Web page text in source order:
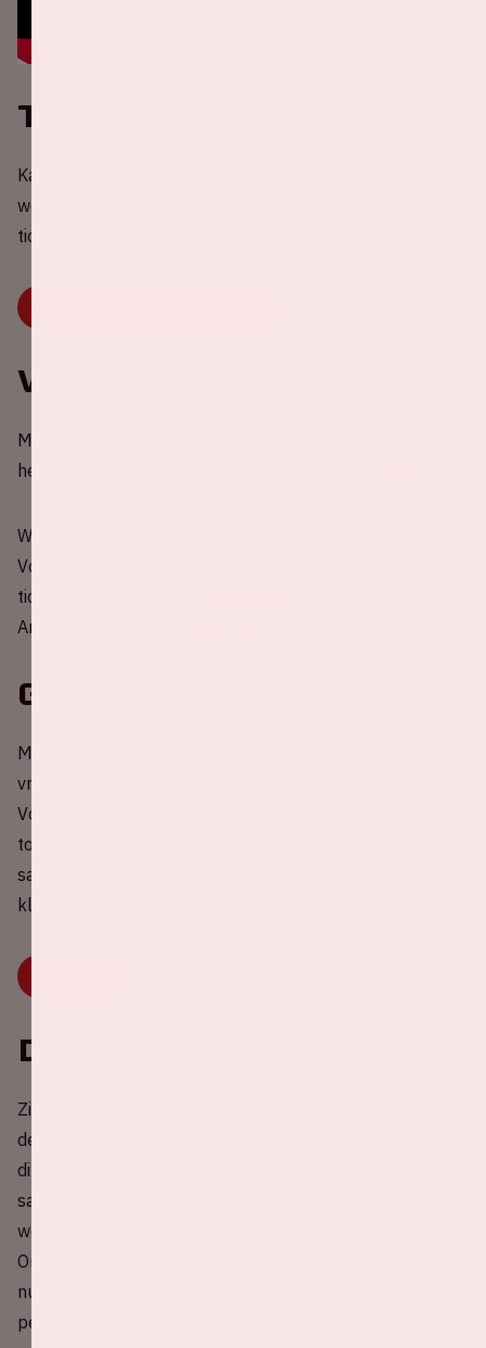
Tickets
Kaarten voor deze wedstrijd zijn nu te koop via onze
website. Klik snel op onderstaande button om jouw
tickets te bemachtigen!
Vragen over tickets
Mocht je er bij het kopen van je tickets toch niet
helemaal uitkomen, gebruik dan onze handige
We werken bij deze wedstrijd met mobile-only tickets.
Voor meer informatie over het gebruik van de JCA
ticketing app, zie deze
ArenA portaal kan via
Groepsaanvragen
Met jouw collega's, voetbalteam, hele familie of
vriendengroep naar Nederland - Schotland? dat kan!
Voor alle informatie omtrent groepsaanvragen van 10
tot 70 personen kun je contact opnemen met
sales@johancruijffarena.nl of op onderstaande button
klikken.
Dineren in de ArenA
Zit jij bij Nederland - Schotland op de hoofdtribune of op
de 1
diner in de ArenA voorafgaand aan de wedstrijd. In
samenwerking met onze cateraar Hutten is er voor deze
wedstrijd een
On5th als de Glasgow geserveerd zal worden. Reserveer
nu en start de avond samen met jou gezelschap op de
perfecte manier!